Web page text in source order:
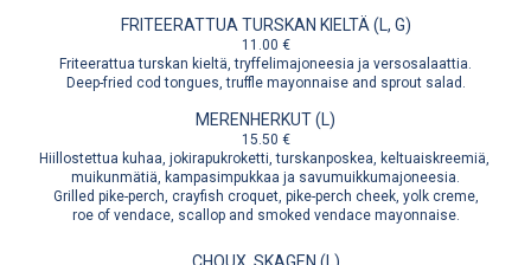
FRITEERATTUA TURSKAN KIELTÄ (L, G)
11.00 €
Friteerattua turskan kieltä, tryffelimajoneesia ja versosalaattia.
Deep-fried cod tongues, truffle mayonnaise and sprout salad.
MERENHERKUT (L)
15.50 €
Hiillostettua kuhaa, jokirapukroketti, turskanposkea, keltuaiskreemiä,
muikunmätiä, kampasimpukkaa ja savumuikkumajoneesia.
Grilled pike-perch, crayfish croquet, pike-perch cheek, yolk creme,
roe of vendace, scallop and smoked vendace mayonnaise.
CHOUX SKAGEN (L)